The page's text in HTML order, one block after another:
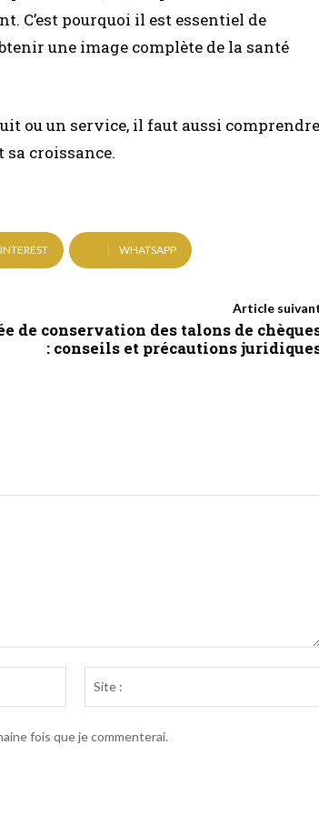
C’est pourquoi il est essentiel de
une image complète de la santé
ou un service, il faut aussi comprendre
croissance.
WHATSAPP
Article
de conservation des talons de
: conseils et précautions
fois que je commenterai.